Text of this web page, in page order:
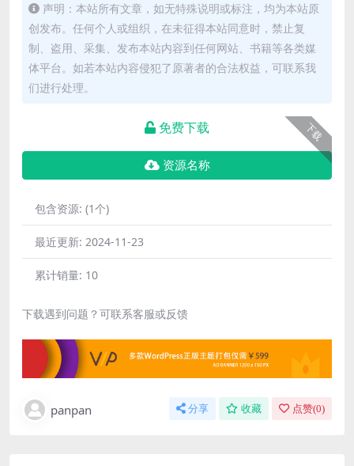
声明：本站所有文章，如无特殊说明或标注，均为本站原
创发布。任何个人或组织，在未征得本站同意时，禁止复
制、盗用、采集、发布本站内容到任何网站、书籍等各类媒
体平台。如若本站内容侵犯了原著者的合法权益，可联系我
们进行处理。
下载
免费下载
资源名称
包含资源: (1个)
最近更新: 2024-11-23
累计销量: 10
下载遇到问题？可联系客服或反馈
panpan 分享 收藏 点赞(0)